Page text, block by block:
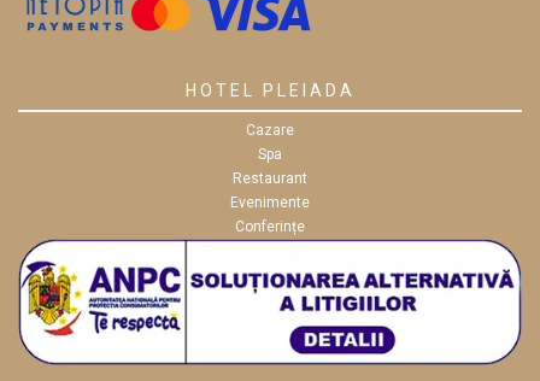
HOTEL PLEIADA
Cazare
Spa
Restaurant
Evenimente
Conferințe